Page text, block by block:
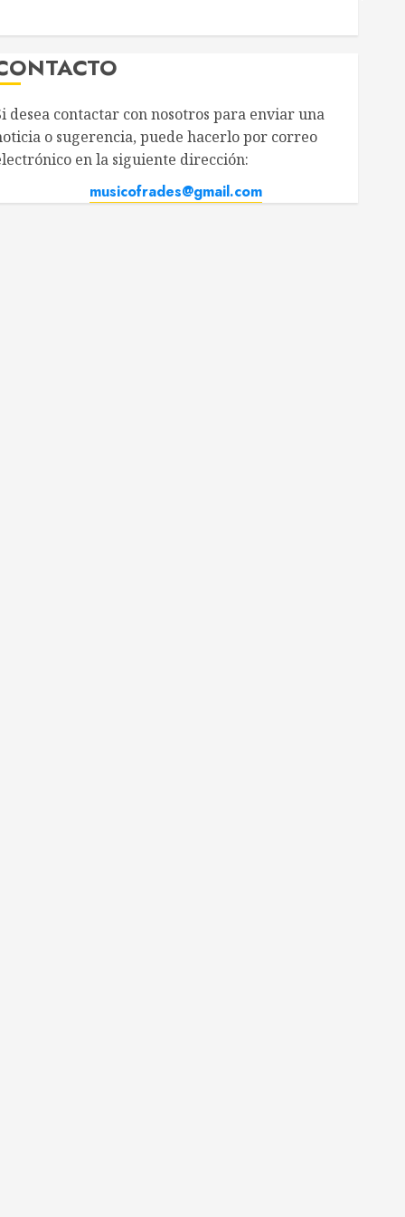
desea contactar con nosotros para enviar una
o sugerencia, puede hacerlo por correo
en la siguiente dirección:
musicofrades@gmail.com